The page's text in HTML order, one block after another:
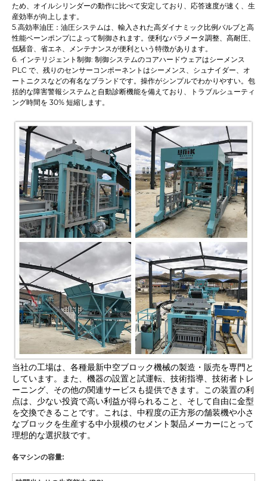
ため、オイルシリンダーの動作に比べて安定しており、応答速度が速く、生
産効率が向上します。
5.高効率油圧：油圧システムは、輸入された高ダイナミック比例バルブと高
性能ベーンポンプによって制御されます。便利なパラメータ調整、高耐圧、
低騒音、省エネ、メンテナンスが便利という特徴があります。
6. インテリジェント制御: 制御システムのコアハードウェアはシーメンス
PLC で、残りのセンサーコンポーネントはシーメンス、シュナイダー、オ
ートニクスなどの有名なブランドです。操作がシンプルでわかりやすい。包
括的な障害警報システムと自動診断機能を備えており、トラブルシューティ
ング時間を 30% 短縮します。
当社の工場は、各種最新中空ブロック機械の製造・販売を専門と
しています。また、機器の設置と試運転、技術指導、技術者トレ
ーニング、その他の関連サービスも提供できます。この装置の利
点は、少ない投資で高い利益が得られること、そして自由に金型
を交換できることです。これは、中程度の正方形の舗装機や小さ
なブロックを生産する中小規模のセメント製品メーカーにとって
理想的な選択肢です。
各マシンの容量: